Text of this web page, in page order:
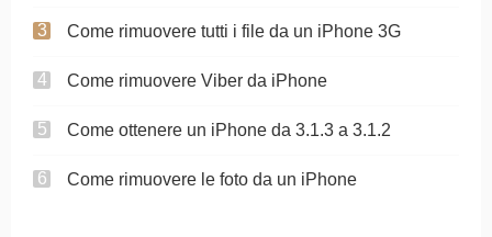
Come rimuovere tutti i file da un iPhone 3G
Come rimuovere Viber da iPhone
Come ottenere un iPhone da 3.1.3 a 3.1.2
Come rimuovere le foto da un iPhone